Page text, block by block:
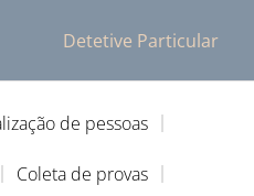
Detetive Particular
de pessoas
Coleta de provas